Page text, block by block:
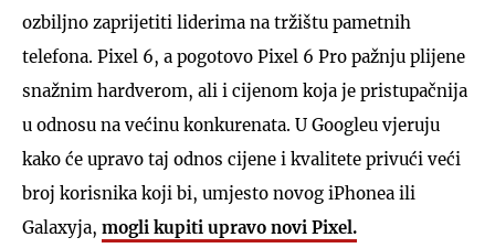
ozbiljno zaprijetiti liderima na tržištu pametnih
telefona. Pixel 6, a pogotovo Pixel 6 Pro pažnju plijene
snažnim hardverom, ali i cijenom koja je pristupačnija
u odnosu na većinu konkurenata. U Googleu vjeruju
kako će upravo taj odnos cijene i kvalitete privući veći
broj korisnika koji bi, umjesto novog iPhonea ili
Galaxyja, mogli kupiti upravo novi Pixel.